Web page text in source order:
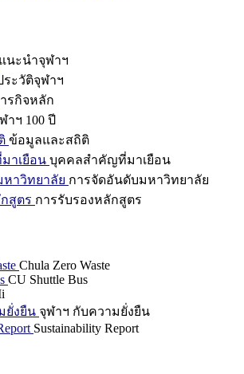
แนะนำจุฬาฯ
ระวัติจุฬาฯ
รกิจหลัก
าฯ 100 ปี
ข้อมูลและสถิติ
าเยือน บุคคลสำคัญที่มาเยือน
าวิทยาลัย การจัดอันดับมหาวิทยาลัย
สูตร การรับรองหลักสูตร
Chula Zero Waste
CU Shuttle Bus
ยั่งยืน จุฬาฯ กับความยั่งยืน
Sustainability Report